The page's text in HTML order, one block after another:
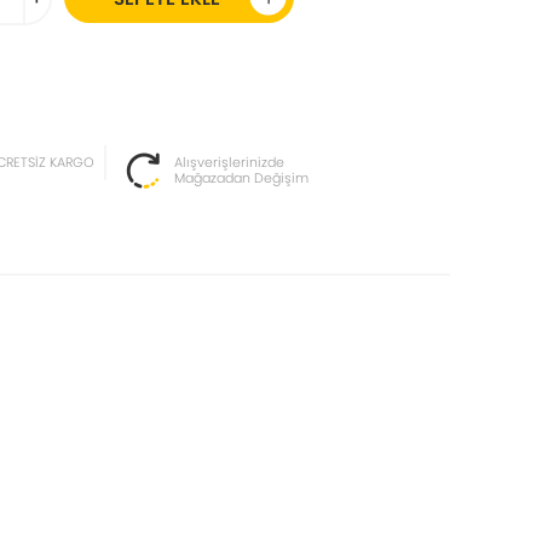
KARGO
Alışverişlerinizde
Mağazadan Değişim